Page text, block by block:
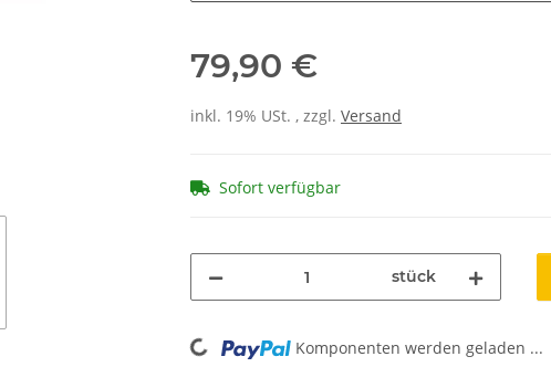
79,90 €
inkl. 19% USt. , zzgl. Versand
Sofort verfügbar
stück
Loading... Komponenten werden geladen ...